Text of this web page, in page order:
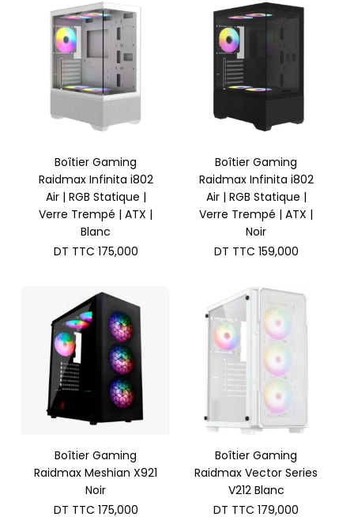
Boîtier Gaming
Raidmax Infinita i802
Air | RGB Statique |
Verre Trempé | ATX |
Blanc
DT TTC 175,000
Boîtier Gaming
Raidmax Infinita i802
Air | RGB Statique |
Verre Trempé | ATX |
Noir
DT TTC 159,000
Boîtier Gaming
Raidmax Meshian X921
Noir
DT TTC 175,000
Boîtier Gaming
Raidmax Vector Series
V212 Blanc
DT TTC 179,000